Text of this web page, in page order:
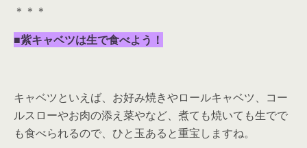
＊＊＊
■紫キャベツは生で食べよう！
キャベツといえば、お好み焼きやロールキャベツ、コー
ルスローやお肉の添え菜やなど、煮ても焼いても生でで
も食べられるので、ひと玉あると重宝しますね。